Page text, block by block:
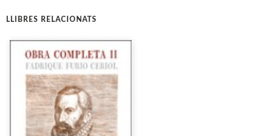
LLIBRES RELACIONATS